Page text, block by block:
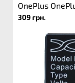
OnePlus
309 грн.